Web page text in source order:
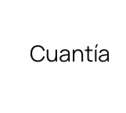
Cuantía